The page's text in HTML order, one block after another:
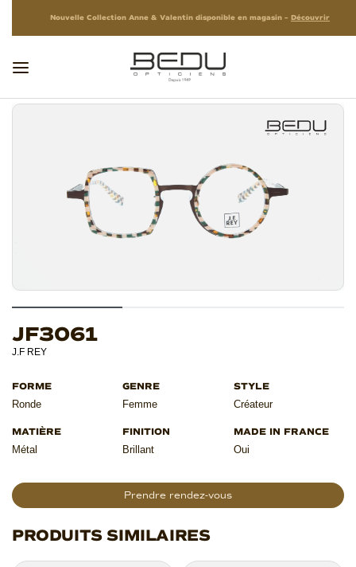
Nouvelle Collection Anne & Valentin disponible en magasin – Découvrir
JF3061
J.F REY
Ronde Femme Créateur
Métal Brillant Oui
Prendre rendez-vous
PRODUITS SIMILAIRES